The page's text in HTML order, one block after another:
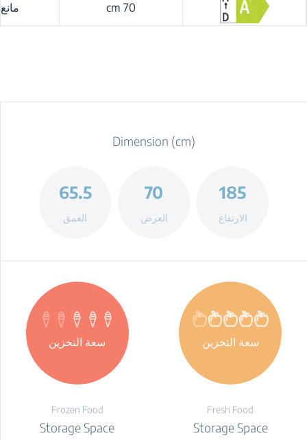
70 cm
Dimension (cm)
185
الارتفاع
70
العرض
65.5
العمق
سعة التخزين
Fresh Food
Storage Space
سعة التخزين
Frozen Food
Storage Space